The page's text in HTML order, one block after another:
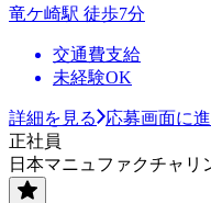
竜ケ崎駅 徒歩7分
交通費支給
未経験OK
詳細を見る
応募画面に
正社員
日本マニュファクチャリ